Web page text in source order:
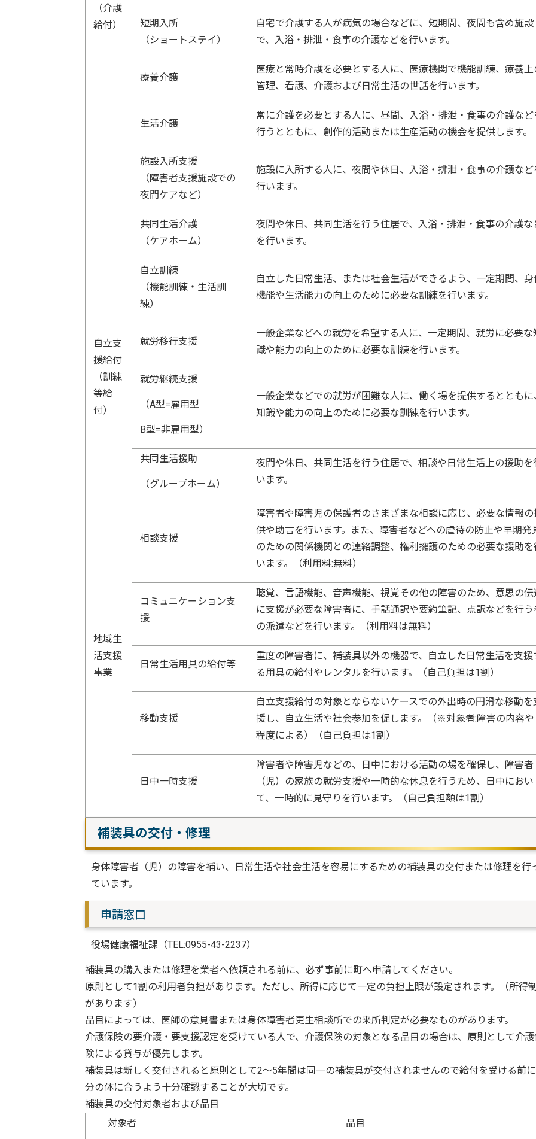
（介護
給付）
短期入所
（ショートステイ）
自宅で介護する人が病気の場合などに、短期間、夜間も含め施設
で、入浴・排泄・食事の介護などを行います。
療養介護
医療と常時介護を必要とする人に、医療機関で機能訓練、療養上
管理、看護、介護および日常生活の世話を行います。
生活介護
常に介護を必要とする人に、昼間、入浴・排泄・食事の介護など
行うとともに、創作的活動または生産活動の機会を提供します。
施設入所支援
（障害者支援施設での
夜間ケアなど）
施設に入所する人に、夜間や休日、入浴・排泄・食事の介護など
行います。
共同生活介護
（ケアホーム）
夜間や休日、共同生活を行う住居で、入浴・排泄・食事の介護な
を行います。
自立支
援給付
（訓練
等給
付）
自立訓練
（機能訓練・生活訓
練）
自立した日常生活、または社会生活ができるよう、一定期間、身
機能や生活能力の向上のために必要な訓練を行います。
就労移行支援
一般企業などへの就労を希望する人に、一定期間、就労に必要な
識や能力の向上のために必要な訓練を行います。
就労継続支援
（A型=雇用型
B型=非雇用型）
一般企業などでの就労が困難な人に、働く場を提供するとともに
知識や能力の向上のために必要な訓練を行います。
共同生活援助
（グループホーム）
夜間や休日、共同生活を行う住居で、相談や日常生活上の援助を
います。
地域生
活支援
事業
相談支援
障害者や障害児の保護者のさまざまな相談に応じ、必要な情報の
供や助言を行います。また、障害者などへの虐待の防止や早期発
のための関係機関との連絡調整、権利擁護のための必要な援助を
います。（利用料:無料）
コミュニケーション支
援
聴覚、言語機能、音声機能、視覚その他の障害のため、意思の伝
に支援が必要な障害者に、手話通訳や要約筆記、点訳などを行う
の派遣などを行います。（利用料は無料）
日常生活用具の給付等
重度の障害者に、補装具以外の機器で、自立した日常生活を支援
る用具の給付やレンタルを行います。（自己負担は1割）
移動支援
自立支援給付の対象とならないケースでの外出時の円滑な移動を
援し、自立生活や社会参加を促します。（※対象者:障害の内容や
程度による）（自己負担は1割）
日中一時支援
障害者や障害児などの、日中における活動の場を確保し、障害者
（児）の家族の就労支援や一時的な休息を行うため、日中におい
て、一時的に見守りを行います。（自己負担額は1割）
補装具の交付・修理
身体障害者（児）の障害を補い、日常生活や社会生活を容易にするための補装具の交付または修理を行
ています。
申請窓口
役場健康福祉課（TEL:0955-43-2237）
補装具の購入または修理を業者へ依頼される前に、必ず事前に町へ申請してください。
原則として1割の利用者負担があります。ただし、所得に応じて一定の負担上限が設定されます。（所得
があります）
品目によっては、医師の意見書または身体障害者更生相談所での来所判定が必要なものがあります。
介護保険の要介護・要支援認定を受けている人で、介護保険の対象となる品目の場合は、原則として介
険による貸与が優先します。
補装具は新しく交付されると原則として2～5年間は同一の補装具が交付されませんので給付を受ける前
分の体に合うよう十分確認することが大切です。
補装具の交付対象者および品目
対象者
品目